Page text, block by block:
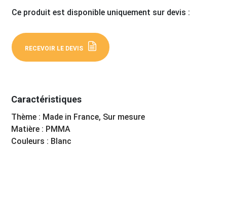
Ce produit est disponible uniquement sur devis :
RECEVOIR LE DEVIS
Caractéristiques
Thème : Made in France, Sur mesure
Matière : PMMA
Couleurs : Blanc